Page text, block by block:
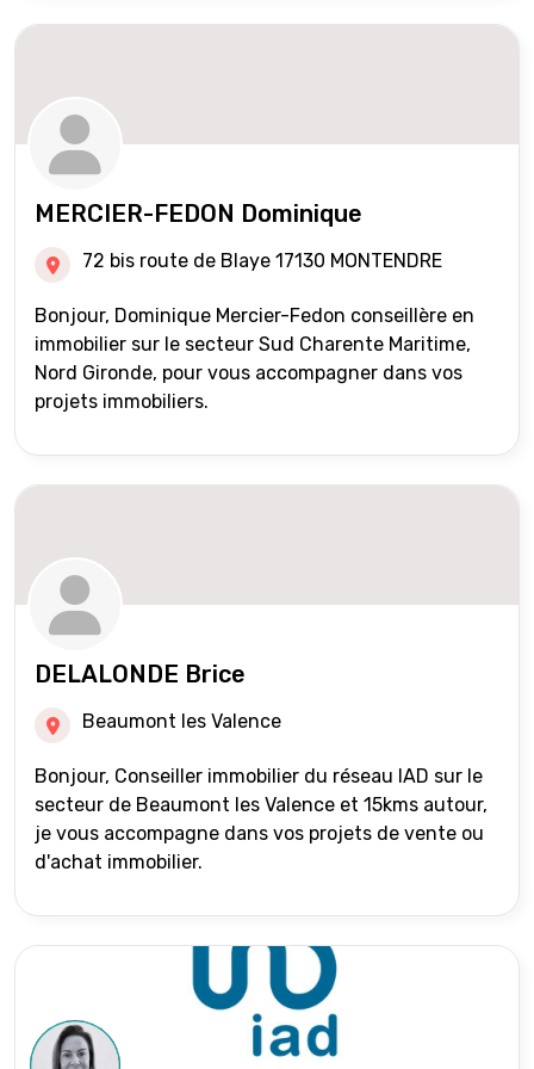
MERCIER-FEDON Dominique
72 bis route de Blaye 17130 MONTENDRE
Bonjour, Dominique Mercier-Fedon conseillère en
immobilier sur le secteur Sud Charente Maritime,
Nord Gironde, pour vous accompagner dans vos
projets immobiliers.
DELALONDE Brice
Beaumont les Valence
Bonjour, Conseiller immobilier du réseau IAD sur le
secteur de Beaumont les Valence et 15kms autour,
je vous accompagne dans vos projets de vente ou
d'achat immobilier.